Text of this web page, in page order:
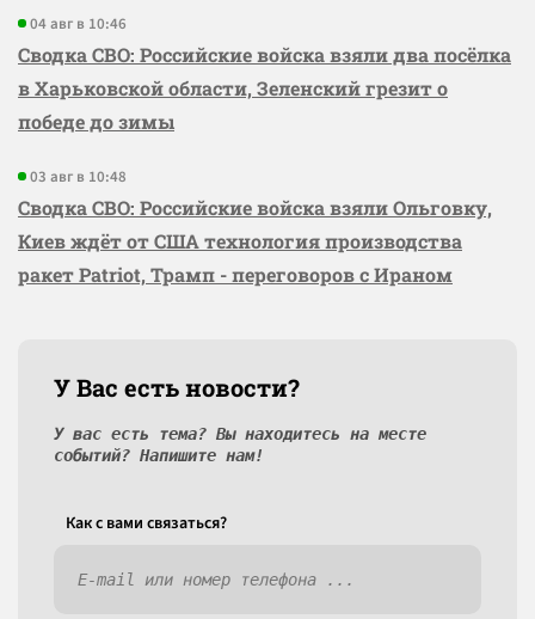
04 авг в 10:46
Сводка СВО: Российские войска взяли два посёлка
в Харьковской области, Зеленский грезит о
победе до зимы
03 авг в 10:48
Сводка СВО: Российские войска взяли Ольговку,
Киев ждёт от США технология производства
ракет Patriot, Трамп - переговоров с Ираном
У Вас есть новости?
У вас есть тема? Вы находитесь на месте
событий? Напишите нам!
Как c вами связаться?